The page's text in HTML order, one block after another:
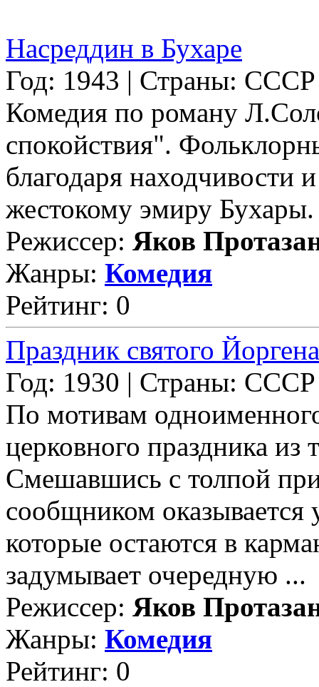
Насреддин в Бухаре
Год: 1943 | Страны: СССР
Комедия по роману
спокойствия".
благодаря находчивости
жестокому эмиру
Режиссер: Яков
Жанры: Комедия
Рейтинг: 0
Праздник святого Йоргена
Год: 1930 | Страны: СССР
По мотивам
церковного праздника
Смешавшись с толпой
сообщником оказывается
которые остаются в
задумывает очередную ...
Режиссер: Яков
Жанры: Комедия
Рейтинг: 0